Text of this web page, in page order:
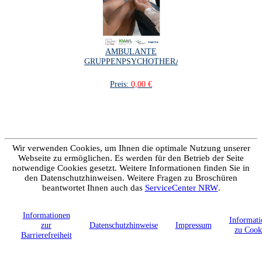
AMBULANTE
GRUPPENPSYCHOTHERAPIE
Preis: 0,00 €
Wir verwenden Cookies, um Ihnen die optimale Nutzung unserer
Webseite zu ermöglichen. Es werden für den Betrieb der Seite
notwendige Cookies gesetzt. Weitere Informationen finden Sie in
den Datenschutzhinweisen. Weitere Fragen zu Broschüren
beantwortet Ihnen auch das ServiceCenter NRW.
Informationen
zur
Barrierefreiheit
Datenschutzhinweise Impressum
zu